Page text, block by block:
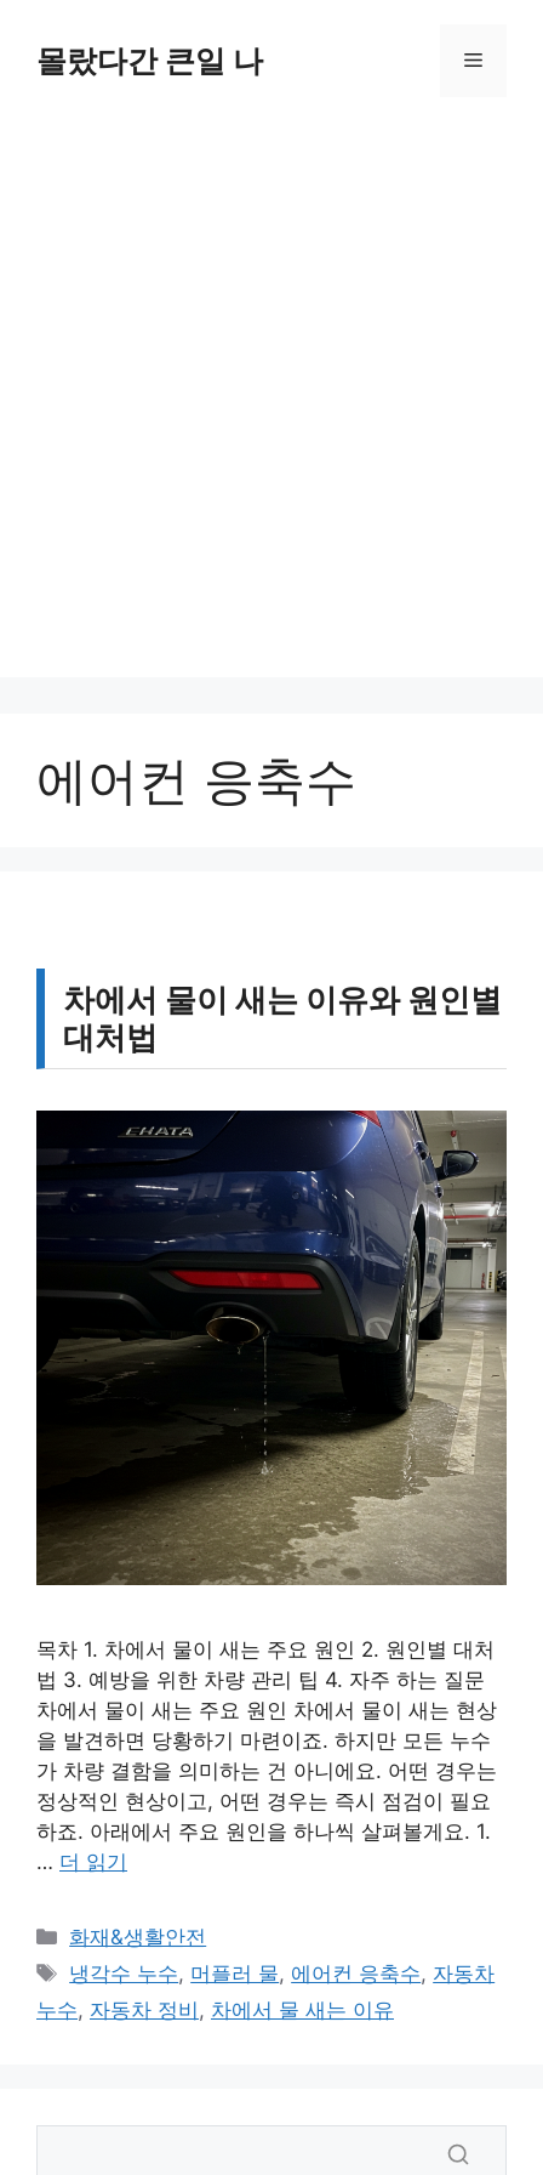
몰랐다간 큰일 나 메
에어컨 응축수
차에서 물이 새는 이유와 원인별
대처법
목차 1. 차에서 물이 새는 주요 원인 2. 원인별 대처
법 3. 예방을 위한 차량 관리 팁 4. 자주 하는 질문
차에서 물이 새는 주요 원인 차에서 물이 새는 현상
을 발견하면 당황하기 마련이죠. 하지만 모든 누수
가 차량 결함을 의미하는 건 아니에요. 어떤 경우는
정상적인 현상이고, 어떤 경우는 즉시 점검이 필요
하죠. 아래에서 주요 원인을 하나씩 살펴볼게요. 1.
… 더 읽기
카
테
리
화재&생활안전
태
그
냉각수 누수, 머플러 물, 에어컨 응축수, 자동차
누수, 자동차 정비 , 차에서 물 새는 이유